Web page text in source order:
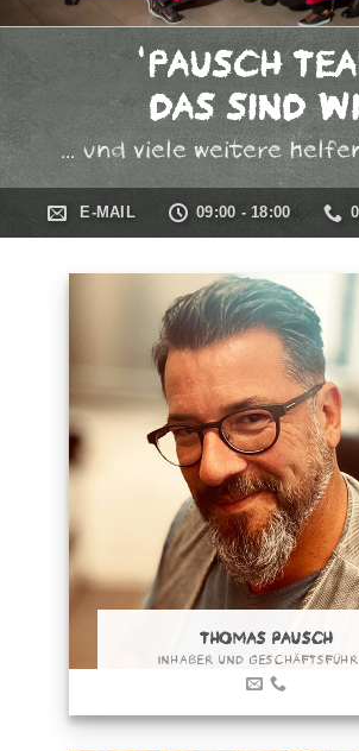
'PAUSCH
DAS SIND
... und viele weitere
E-MAIL 09:00 - 18:00
THOMAS PAUSCH
INHABER UND